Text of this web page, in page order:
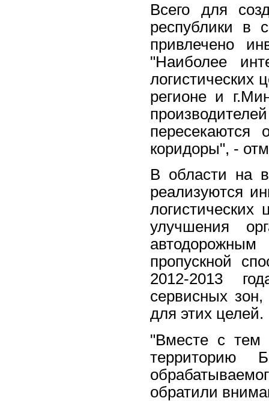
Всего для
республики в
привлечено
"Наиболее
логистических
регионе и
пересекаются
коридоры", -
В области на
реализуются
улучшения
пропускной
2012-2013
сервисных
для этих целей.
"Вместе с тем
территорию
обратили